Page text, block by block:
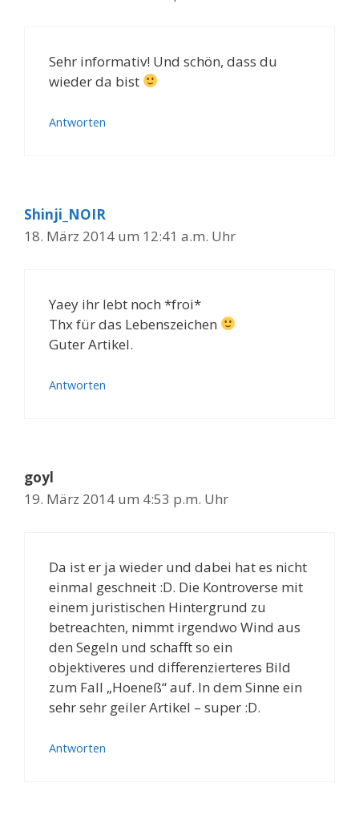
Sehr informativ! Und schön, dass du
wieder da bist
Antworten
Shinji_NOIR
18. März 2014 um 12:41 a.m. Uhr
Yaey ihr lebt noch *froi*
Thx für das Lebenszeichen
Guter Artikel.
Antworten
goyl
19. März 2014 um 4:53 p.m. Uhr
Da ist er ja wieder und dabei hat es nicht
einmal geschneit :D. Die Kontroverse mit
einem juristischen Hintergrund zu
betreachten, nimmt irgendwo Wind aus
den Segeln und schafft so ein
objektiveres und differenzierteres Bild
zum Fall „Hoeneß“ auf. In dem Sinne ein
sehr sehr geiler Artikel – super :D.
Antworten